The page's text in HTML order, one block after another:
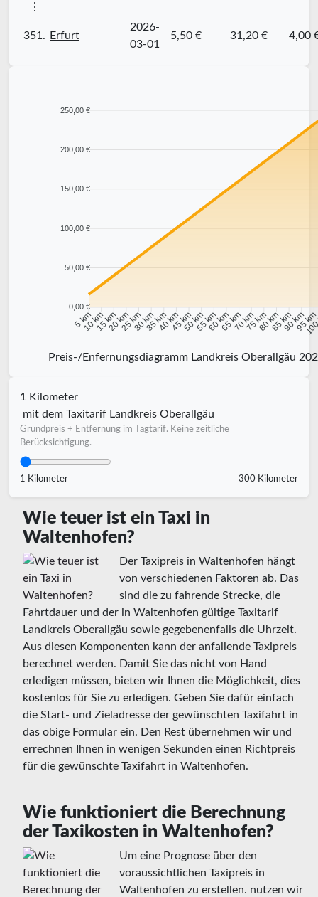
⋮
351. Erfurt
2026-
03-01
5,50 € 31,20 € 4,00
250,00 €
200,00 €
150,00 €
100,00 €
50,00 €
0,00 €
5 km
10 km15 km20 km25 km30 km35 km40 km45 km50 km55 km60 km65 km70 km75 km80 km85 km90 km95 km
Preis-/Enfernungsdiagramm Landkreis Oberallgäu
1 Kilometer
mit dem Taxitarif Landkreis Oberallgäu
Grundpreis + Entfernung im Tagtarif. Keine zeitliche
Berücksichtigung.
1 Kilometer 300 Kilometer
Wie teuer ist ein Taxi in
Waltenhofen?
Der Taxipreis in Waltenhofen hängt
von verschiedenen Faktoren ab. Das
sind die zu fahrende Strecke, die
Fahrtdauer und der in Waltenhofen gültige Taxitarif
Landkreis Oberallgäu sowie gegebenenfalls die Uhrzeit.
Aus diesen Komponenten kann der anfallende Taxipreis
berechnet werden. Damit Sie das nicht von Hand
erledigen müssen, bieten wir Ihnen die Möglichkeit, dies
kostenlos für Sie zu erledigen. Geben Sie dafür einfach
die Start- und Zieladresse der gewünschten Taxifahrt in
das obige Formular ein. Den Rest übernehmen wir und
errechnen Ihnen in wenigen Sekunden einen Richtpreis
für die gewünschte Taxifahrt in Waltenhofen.
Wie funktioniert die Berechnung
der Taxikosten in Waltenhofen?
Um eine Prognose über den
voraussichtlichen Taxipreis in
Waltenhofen zu erstellen. nutzen wir